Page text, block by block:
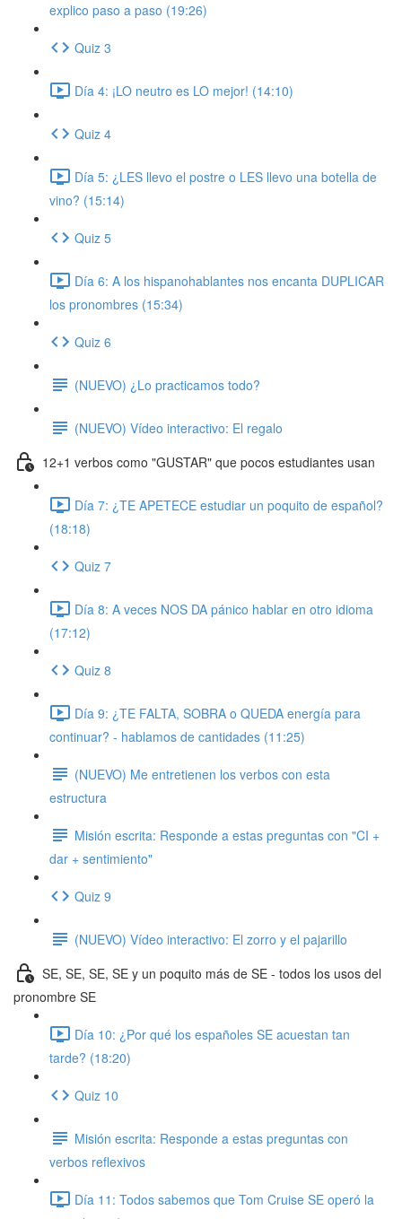
explico paso a paso (19:26)
Quiz 3
Día 4: ¡LO neutro es LO mejor! (14:10)
Quiz 4
Día 5: ¿LES llevo el postre o LES llevo una botella de
vino? (15:14)
Quiz 5
Día 6: A los hispanohablantes nos encanta DUPLICAR
los pronombres (15:34)
Quiz 6
(NUEVO) ¿Lo practicamos todo?
(NUEVO) Vídeo interactivo: El regalo
12+1 verbos como "GUSTAR" que pocos estudiantes usan
Día 7: ¿TE APETECE estudiar un poquito de español?
(18:18)
Quiz 7
Día 8: A veces NOS DA pánico hablar en otro idioma
(17:12)
Quiz 8
Día 9: ¿TE FALTA, SOBRA o QUEDA energía para
continuar? - hablamos de cantidades (11:25)
(NUEVO) Me entretienen los verbos con esta
estructura
Misión escrita: Responde a estas preguntas con "CI +
dar + sentimiento"
Quiz 9
(NUEVO) Vídeo interactivo: El zorro y el pajarillo
SE, SE, SE, SE y un poquito más de SE - todos los usos del
pronombre SE
Día 10: ¿Por qué los españoles SE acuestan tan
tarde? (18:20)
Quiz 10
Misión escrita: Responde a estas preguntas con
verbos reflexivos
Día 11: Todos sabemos que Tom Cruise SE operó la